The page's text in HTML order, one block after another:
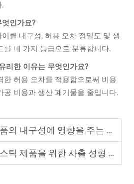
.
인가요?
클 내구성, 허용 오차 정밀도 및 생
를 네 가지 등급으로 분류합니다.
리한 이유는 무엇인가요?
한 허용 오차를 적용함으로써 비용
공 비용과 생산 폐기물을 줄입니다.
내구성에 영향을 주는 요인
제품을 위한 사출 성형 공정 제어.